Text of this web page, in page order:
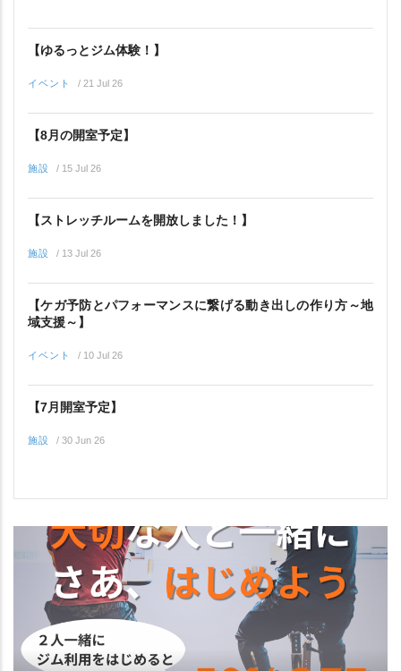
【ゆるっとジム体験！】
イベント / 21 Jul 26
【8月の開室予定】
施設 / 15 Jul 26
【ストレッチルームを開放しました！】
施設 / 13 Jul 26
【ケガ予防とパフォーマンスに繋げる動き出しの作り方～地
域支援～】
イベント / 10 Jul 26
【7月開室予定】
施設 / 30 Jun 26